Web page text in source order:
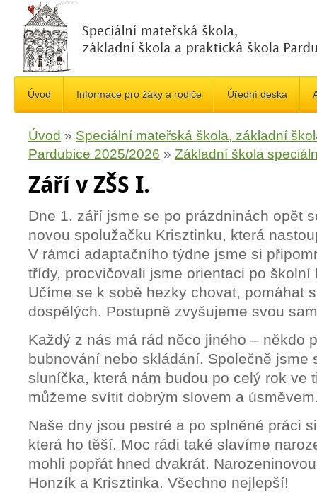
Úvod Informace pro žáky a rodiče Úřední deska
Úvod » Speciální mateřská škola, základní
Pardubice 2025/2026 » Základní škola
Září v ZŠS I.
Dne 1. září jsme se po prázdninách opět
novou spolužačku Krisztinku, která
V rámci adaptačního týdne jsme si
třídy, procvičovali jsme orientaci po
Učíme se k sobě hezky chovat, pomáhat
dospělých. Postupně zvyšujeme svou
Každý z nás má rád něco jiného – někdo
bubnování nebo skládání. Společně jsme
sluníčka, která nám budou po celý rok ve
můžeme svítit dobrým slovem a
Naše dny jsou pestré a po splněné práci
která ho těší. Moc rádi také slavíme
mohli popřát hned dvakrát.
Honzík a Krisztinka. Všechno nejlepší!